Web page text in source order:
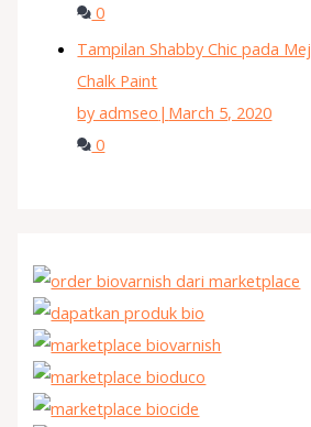
0
Tampilan Shabby Chic pada
Chalk Paint
by admseo | March 5, 2020
0